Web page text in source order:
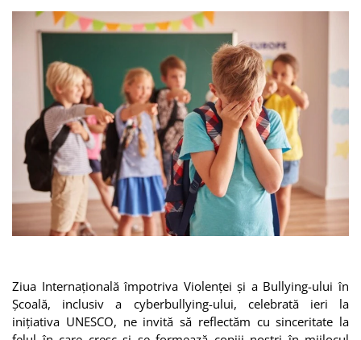
Ziua Internațională împotriva Violenței și a Bullying-ului în
Școală, inclusiv a cyberbullying-ului, celebrată ieri la
inițiativa UNESCO, ne invită să reflectăm cu sinceritate la